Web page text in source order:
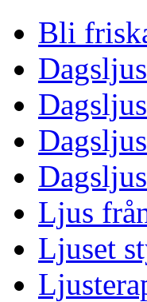
Bli
Ljus
Ljuset